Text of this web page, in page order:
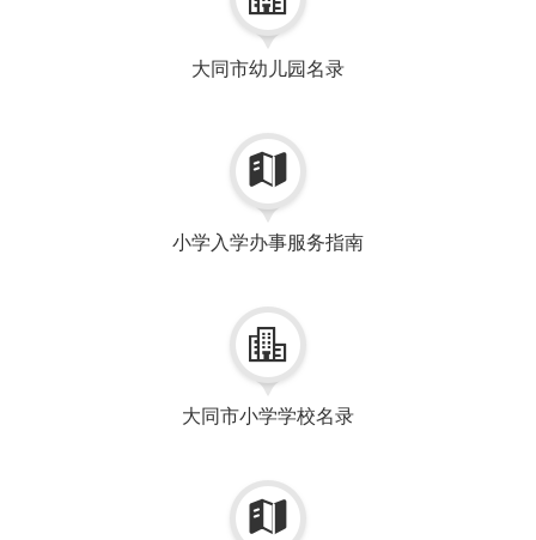
大同市幼儿园名录

小学入学办事服务指南

大同市小学学校名录
